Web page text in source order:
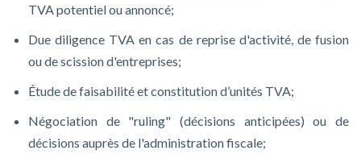
TVA potentiel ou annoncé;
Due diligence TVA en cas de reprise d'activité, de fusion
ou de scission d'entreprises;
Étude de faisabilité et constitution d’unités TVA;
Négociation de "ruling" (décisions anticipées) ou de
décisions auprès de l'administration fiscale;